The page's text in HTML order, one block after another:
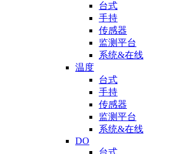
台式
手持
传感器
监测平台
系统&在线
温度
台式
手持
传感器
监测平台
系统&在线
DO
台式